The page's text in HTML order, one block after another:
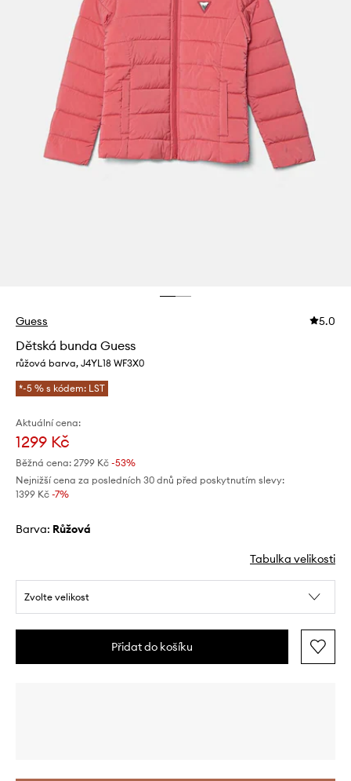
Guess 5.0
Dětská bunda Guess
růžová barva, J4YL18 WF3X0
*-5 % s kódem: LST
Aktuální cena:
1299 Kč
Běžná cena: 2799 Kč -53%
Nejnižší cena za posledních 30 dnů před poskytnutím slevy:
1399 Kč -7%
Barva: růžová
Tabulka velikosti
Zvolte velikost
Přidat do košíku